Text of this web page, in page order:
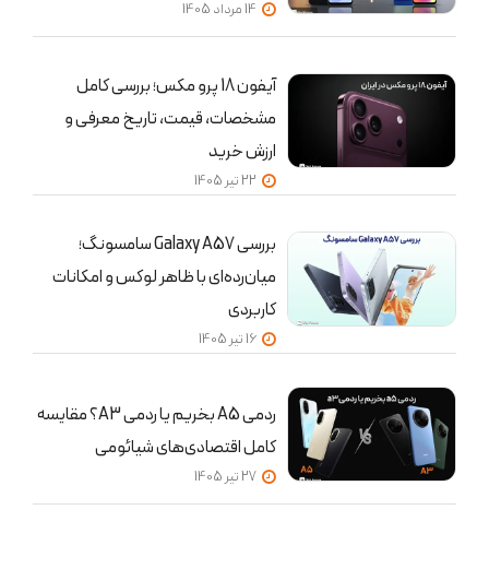
آیفون 18 پرو مکس؛ بررسی کامل
مشخصات، قیمت، تاریخ معرفی و
ارزش خرید
بررسی Galaxy A57 سامسونگ؛
میان‌رده‌ای با ظاهر لوکس و امکانات
کاربردی
16 تير 1405
ردمی A5 بخریم یا ردمی A3؟ مقایسه
کامل اقتصادی‌های شیائومی
27 تير 1405